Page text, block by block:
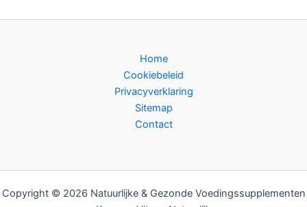
Home
Cookiebeleid
Privacyverklaring
Sitemap
Contact
Copyright © 2026 Natuurlijke & Gezonde Voedingssupplementen